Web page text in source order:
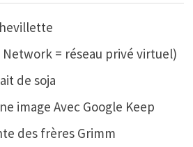
= réseau privé virtuel)
de soja
image Avec Google Keep
des frères Grimm